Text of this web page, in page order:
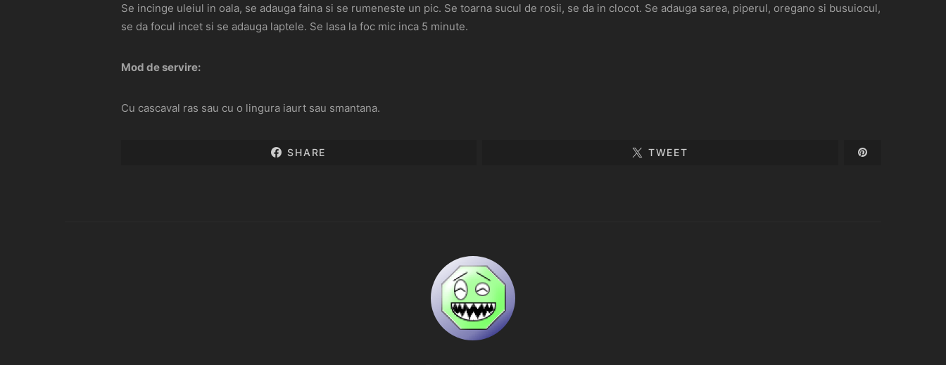
Se incinge uleiul in oala, se adauga faina si se rumeneste un pic. Se toarna sucul de rosii, se da in clocot. Se adauga sarea, piperul, oregano si busuiocul,
se da focul incet si se adauga laptele. Se lasa la foc mic inca 5 minute.
Mod de servire:
Cu cascaval ras sau cu o lingura iaurt sau smantana.
SHARE TWEET